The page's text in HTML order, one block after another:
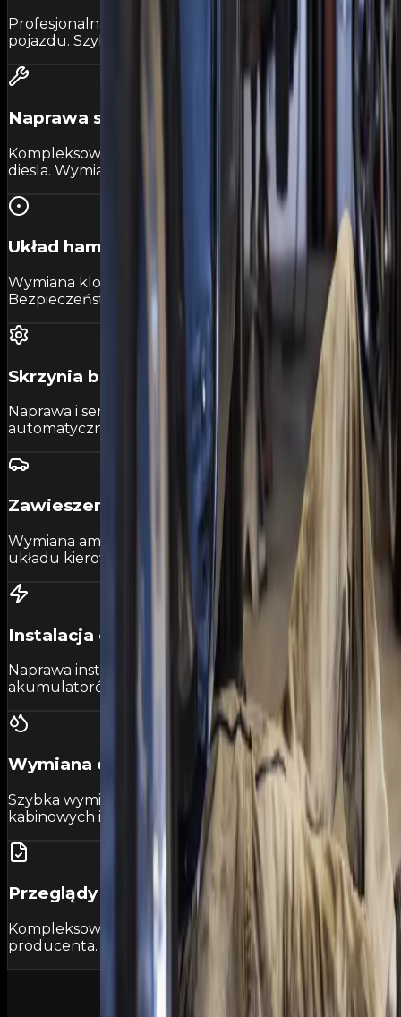
Profesjonalna diagnostyka wszystkich układów
pojazdu. Szybko wykryjemy każdą usterkę.
Naprawa silnika
Kompleksowe naprawy silników benzynowych i
diesla. Wymiana rozrządu, uszczelnień i więcej.
Układ hamulcowy
Wymiana klocków, tarcz, płynu hamulcowego.
Bezpieczeństwo na pierwszym miejscu.
Skrzynia biegów
Naprawa i serwis skrzyń manualnych oraz
automatycznych.
Zawieszenie
Wymiana amortyzatorów, sprężyn, łożysk i elementów
układu kierowniczego.
Instalacja elektryczna
Naprawa instalacji elektrycznej, wymiana
akumulatorów, alternatorów i rozruszników.
Wymiana oleju i filtrów
Szybka wymiana oleju silnikowego, filtrów powietrza,
kabinowych i paliwa.
Przeglądy okresowe
Kompleksowe przeglądy zgodne z harmonogramem
producenta. Dbamy o Twój pojazd.